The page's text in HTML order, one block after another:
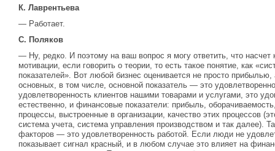
К. Лаврентьева
— Работает.
С. Поляков
— Ну, редко. И поэтому на ваш вопрос я могу ответить, что
мотивации, если говорить о теории, то есть такое понятие, как
показателей». Вот любой бизнес оценивается не просто прибылью,
основных, в том числе, основной показатель — это
удовлетворенность клиентов нашими товарами и услугами, это
естественно, и финансовые показатели: прибыль,
процессы, выстроенные в организации, качество этих процессов
система учета, система управления производством и так далее).
факторов — это удовлетворенность работой. Если люди не
показывает сигнал красный, и в любом случае это влияет на